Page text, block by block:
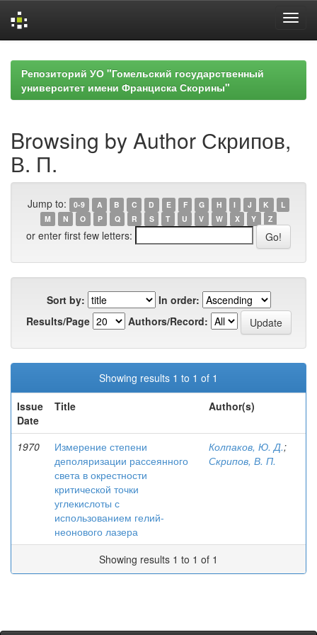
navigationРепозиторий УО "Гомельский государственный
университет имени Франциска Скорины"
Browsing by Author Скрипов,
В. П.
Jump to: 0-9 A B C D E F G H I J K
L
M
N O P Q R S T U V W X Y Z
or enter first few letters:
Sort by:
In order:
Results/Page
Authors/Record:
Showing results 1 to 1 of 1
Issue
Date
Title Author(s)
1970
Измерение степени
деполяризации рассеянного
света в окрестности
критической точки
углекислоты с
использованием гелий-
неонового лазера
Колпаков, Ю. Д.;
Скрипов, В. П.
Showing results 1 to 1 of 1